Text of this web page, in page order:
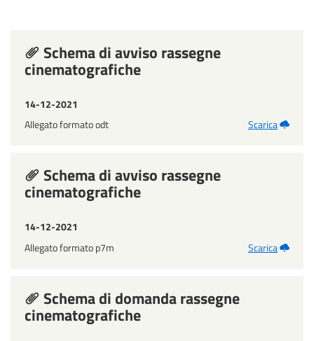
Schema di avviso rassegne
cinematografiche
14-12-2021
Allegato formato odt
Scarica
Schema di avviso rassegne
cinematografiche
14-12-2021
Allegato formato p7m
Scarica
Schema di domanda rassegne
cinematografiche